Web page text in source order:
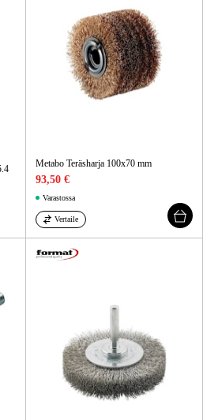
Metabo Teräsharja 100x70 mm
93,50 €
Varastossa
Vertaile